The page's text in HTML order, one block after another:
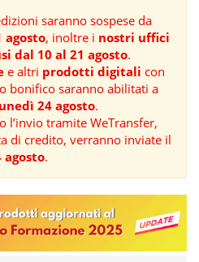
saranno sospese da
agosto, inoltre i nostri uffici
dal 10 al 21 agosto.
e altri prodotti digitali con
bonifico saranno abilitati a
24 agosto.
l’invio tramite WeTransfer,
di credito, verranno inviate il
agosto.